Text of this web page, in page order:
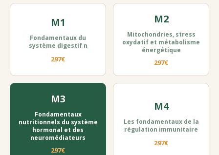
M1
Fondamentaux du
système digestif n
297€
M2
Mitochondries, stress
oxydatif et métabolisme
énergétique
297€
M3
Fondamentaux
nutritionnels du système
hormonal et des
neuromédiateurs
297€
M4
Les fondamentaux de la
régulation immunitaire
297€